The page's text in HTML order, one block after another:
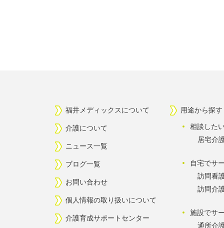
福井メディックスについて
介護について
ニュース一覧
ブログ一覧
お問い合わせ
個人情報の取り扱いについて
介護育成サポートセンター
用途から探す
相談した
居宅介
自宅でサ
訪問看
訪問介
施設でサ
通所介